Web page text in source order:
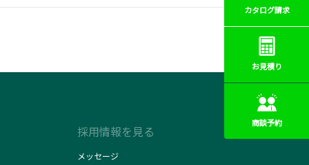
カタログ請求
お見積り
商談予約
採用情報を見る
メッセージ